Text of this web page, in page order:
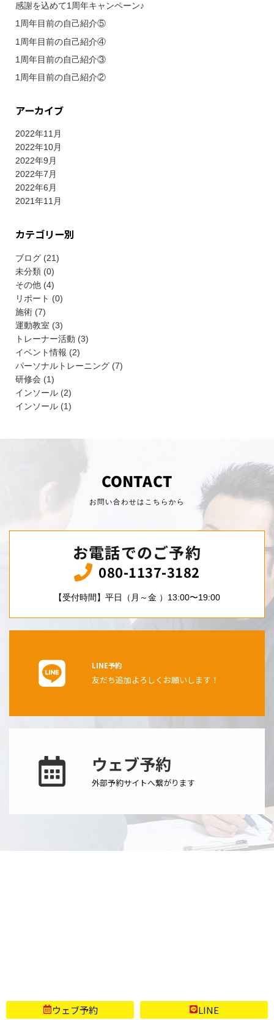
感謝を込めて1周年キャンペーン♪
1周年目前の自己紹介⑤
1周年目前の自己紹介④
1周年目前の自己紹介③
1周年目前の自己紹介②
アーカイブ
2022年11月
2022年10月
2022年9月
2022年7月
2022年6月
2021年11月
カテゴリー別
ブログ (21)
未分類 (0)
その他 (4)
リポート (0)
施術 (7)
運動教室 (3)
トレーナー活動 (3)
イベント情報 (2)
パーソナルトレーニング (7)
研修会 (1)
インソール (2)
インソール (1)
CONTACT
お問い合わせはこちらから
お電話でのご予約
080-1137-3182
【受付時間】平日（月～金 ）13:00〜19:00
LINE予約
友だち追加よろしくお願いします！
ウェブ予約
外部予約サイトへ繋がります
Copyright (C) 2026 整体/コンディショニングサロン CROSS×OVER All Rights Reserved.
ウェブ予約 LINE